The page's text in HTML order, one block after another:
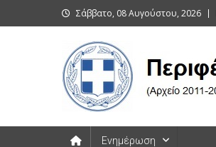
to
Σάββατο, 08 Αυγούστου, 2026
Περιφέρεια
Ενημέρωση